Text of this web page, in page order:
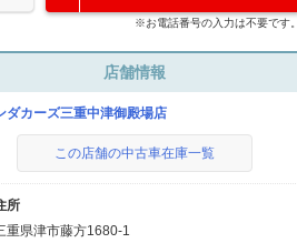
※お電話番号の入力は不要です。
店舗情報
ダカーズ三重中津御殿場店
この店舗の中古車在庫一覧
所
重県津市藤方1680-1